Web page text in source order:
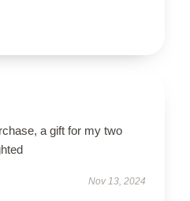
a gift for my two
Nov 13, 2024